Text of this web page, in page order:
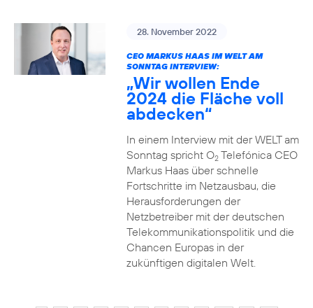
28. November 2022
CEO MARKUS HAAS IM WELT AM
SONNTAG INTERVIEW:
„Wir wollen Ende
2024 die Fläche voll
abdecken“
In einem Interview mit der WELT am
Sonntag spricht O2Telefónica CEO
Markus Haas über schnelle
Fortschritte im Netzausbau, die
Herausforderungen der
Netzbetreiber mit der deutschen
Telekommunikationspolitik und die
Chancen Europas in der
zukünftigen digitalen Welt.